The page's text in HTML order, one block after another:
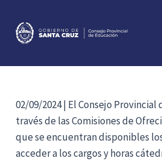
contenido
02/09/2024 | El Consejo Provincial
través de las Comisiones de
que se encuentran disponibles
acceder a los cargos y horas